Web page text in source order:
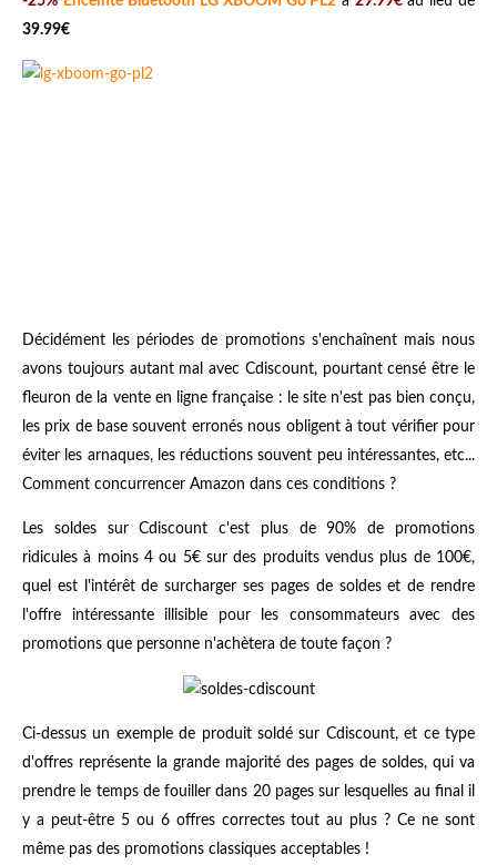
39.99€
Décidément les périodes de promotions s'enchaînent mais nous
avons toujours autant mal avec Cdiscount, pourtant censé être le
fleuron de la vente en ligne française : le site n'est pas bien conçu,
les prix de base souvent erronés nous obligent à tout vérifier pour
éviter les arnaques, les réductions souvent peu intéressantes, etc...
Comment concurrencer Amazon dans ces conditions ?
Les soldes sur Cdiscount c'est plus de 90% de promotions
ridicules à moins 4 ou 5€ sur des produits vendus plus de 100€,
quel est l'intérêt de surcharger ses pages de soldes et de rendre
l'offre intéressante illisible pour les consommateurs avec des
promotions que personne n'achètera de toute façon ?
Ci-dessus un exemple de produit soldé sur Cdiscount, et ce type
d'offres représente la grande majorité des pages de soldes, qui va
prendre le temps de fouiller dans 20 pages sur lesquelles au final il
y a peut-être 5 ou 6 offres correctes tout au plus ? Ce ne sont
même pas des promotions classiques acceptables !